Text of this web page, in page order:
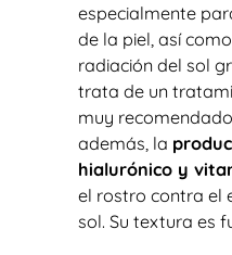
especialmente
de la piel, así
radiación del sol
trata de un
muy
además, la
hialurónico y
el rostro contra el
sol. Su textura es